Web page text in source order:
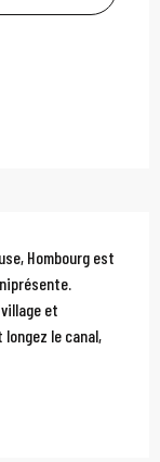
Hombourg est
et
longez le canal,